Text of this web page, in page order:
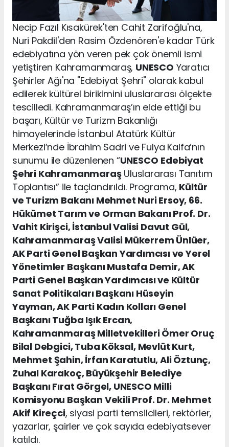
Necip Fazıl Kısakürek'ten Cahit Zarifoğlu'na,
Nuri Pakdil'den Rasim Özdenören'e kadar Türk
edebiyatına yön veren pek çok önemli ismi
yetiştiren Kahramanmaraş, UNESCO Yaratıcı
Şehirler Ağı'na "Edebiyat Şehri" olarak kabul
edilerek kültürel birikimini uluslararası ölçekte
tescilledi. Kahramanmaraş’ın elde ettiği bu
başarı, Kültür ve Turizm Bakanlığı
himayelerinde İstanbul Atatürk Kültür
Merkezi’nde İbrahim Sadri ve Fulya Kalfa’nın
sunumu ile düzenlenen “UNESCO Edebiyat
Şehri KahramanmaraşUluslararası Tanıtım
Toplantısı” ile taçlandırıldı. Programa, Kültür
ve Turizm Bakanı Mehmet Nuri Ersoy, 66.
Hükümet Tarım ve Orman Bakanı Prof. Dr.
Vahit Kirişci, İstanbul Valisi Davut Gül,
Kahramanmaraş Valisi Mükerrem Ünlüer,
AK Parti Genel Başkan Yardımcısı ve Yerel
Yönetimler Başkanı Mustafa Demir, AK
Parti Genel Başkan Yardımcısı ve Kültür
Sanat Politikaları Başkanı Hüseyin
Yayman, AK Parti Kadın Kolları Genel
Başkanı Tuğba Işık Ercan,
Kahramanmaraş Milletvekilleri Ömer Oruç
Bilal Debgici, Tuba Köksal, Mevlüt Kurt,
Mehmet Şahin, İrfan Karatutlu, Ali Öztunç,
Zuhal Karakoç, Büyükşehir Belediye
Başkanı Fırat Görgel, UNESCO Milli
Komisyonu Başkan Vekili Prof. Dr. Mehmet
Akif Kireçci, siyasi parti temsilcileri, rektörler,
yazarlar, şairler ve çok sayıda edebiyatsever
katıldı.